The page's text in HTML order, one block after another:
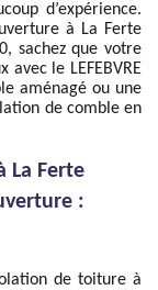
d’expérience.
à La Ferte
sachez que votre
le LEFEBVRE
aménagé ou une
de comble en
La Ferte
:
de toiture à